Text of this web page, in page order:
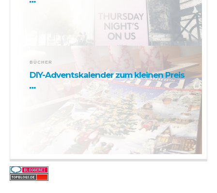
BÜCHER
DIY-Adventskalender zum kleinen Preis